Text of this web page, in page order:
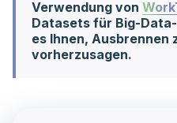
Verwendung von
Datasets für Big-
es Ihnen, Ausbrennen
vorherzusagen.